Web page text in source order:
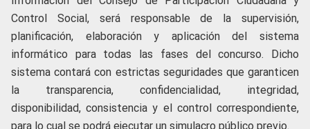
Control Social, será responsable de la supervisión,
planificación, elaboración y aplicación del sistema
informático para todas las fases del concurso. Dicho
sistema contará con estrictas seguridades que garanticen
la transparencia, confidencialidad, integridad,
disponibilidad, consistencia y el control correspondiente,
para lo cual se podrá ejecutar un simulacro público previo.